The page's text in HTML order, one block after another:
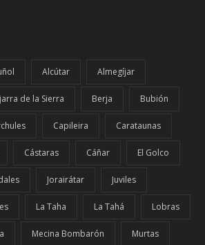
Alcútar Almegíjar
de la Sierra Berja Bubión
Capileira Carataunas
Cástaras Cáñar El Golco
Jorairátar Juviles
La Taha La Tahá Lobras
Mecina Bombarón Murtas